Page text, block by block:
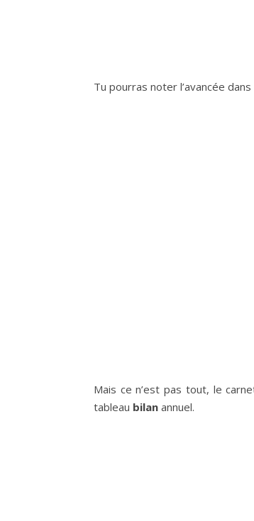
Tu pourras noter l’avancée
Mais ce n’est pas tout, le
tableau bilan annuel.